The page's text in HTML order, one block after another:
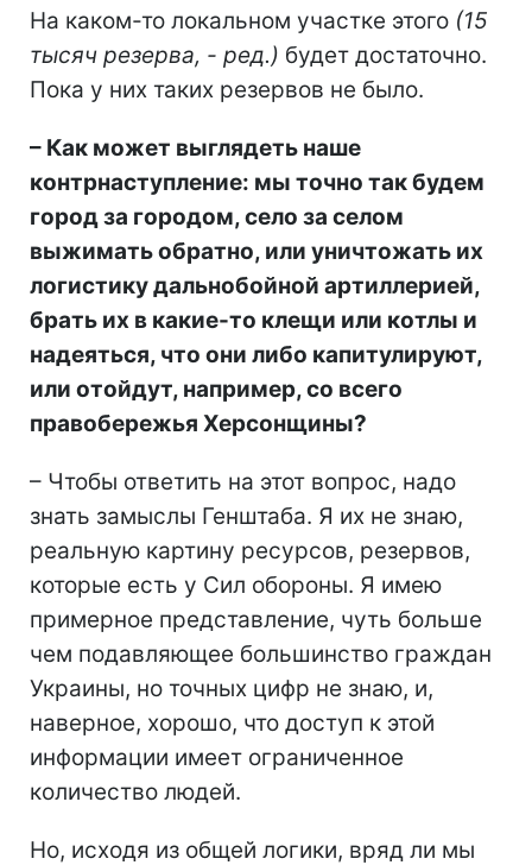
На каком-то локальном участке этого (15
тысяч резерва, - ред.) будет достаточно.
Пока у них таких резервов не было.
– Как может выглядеть наше
контрнаступление: мы точно так будем
город за городом, село за селом
выжимать обратно, или уничтожать их
логистику дальнобойной артиллерией,
брать их в какие-то клещи или котлы и
надеяться, что они либо капитулируют,
или отойдут, например, со всего
правобережья Херсонщины?
– Чтобы ответить на этот вопрос, надо
знать замыслы Генштаба. Я их не знаю,
реальную картину ресурсов, резервов,
которые есть у Сил обороны. Я имею
примерное представление, чуть больше
чем подавляющее большинство граждан
Украины, но точных цифр не знаю, и,
наверное, хорошо, что доступ к этой
информации имеет ограниченное
количество людей.
Но, исходя из общей логики, вряд ли мы